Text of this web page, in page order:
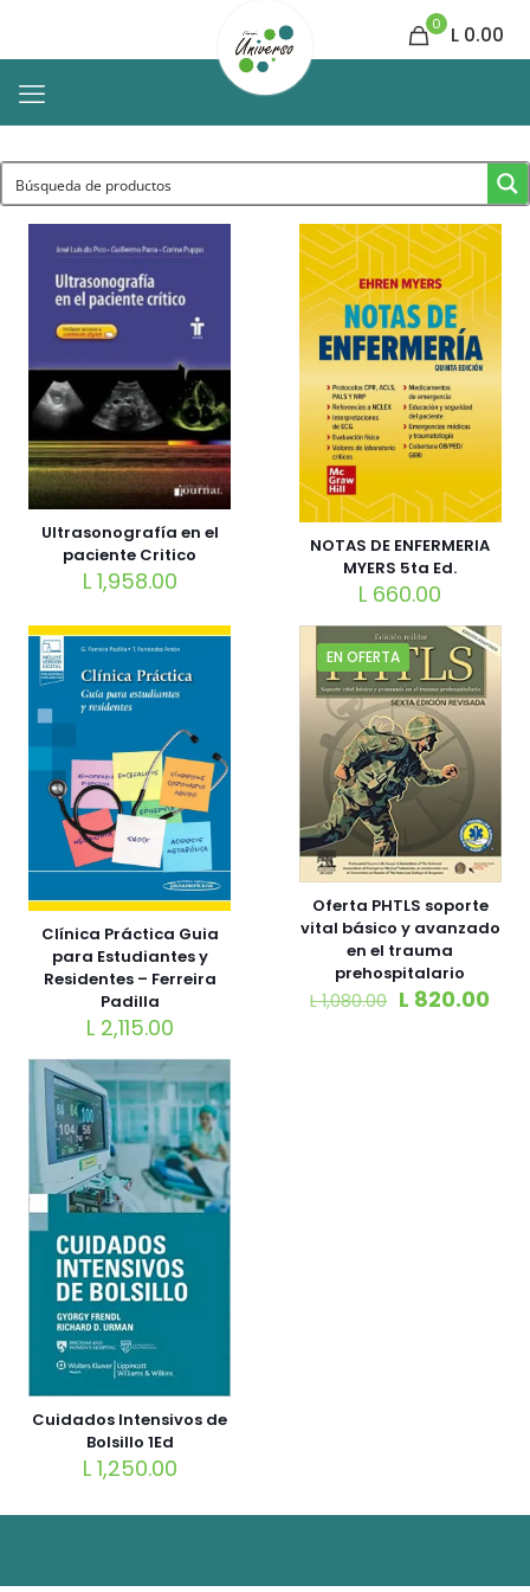
0 L 0.00
Ultrasonografía en el
paciente Critico
L1,958.00
NOTAS DE ENFERMERIA
MYERS 5ta Ed.
L 660.00
Clínica Práctica Guia
para Estudiantes y
Residentes – Ferreira
Padilla
L2,115.00
EN OFERTA
Oferta PHTLS soporte
vital básico y avanzado
en el trauma
prehospitalario
L1,080.00 L 820.00
Cuidados Intensivos de
Bolsillo 1Ed
L1,250.00